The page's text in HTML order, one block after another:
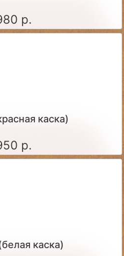
р.
каска)
р.
каска)